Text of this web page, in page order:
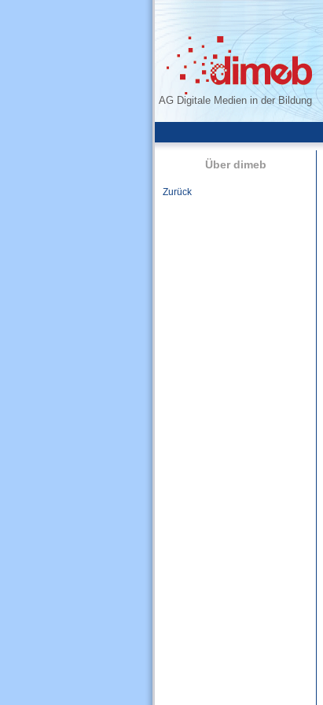
AG Digitale Medien in der Bildung
Über dimeb
Zurück